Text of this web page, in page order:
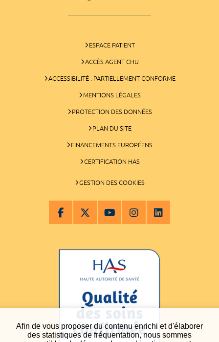
Afin de vous proposer du contenu enrichi et d'élaborer
des statistiques de fréquentation, nous sommes
ESPACE PATIENT
ACCÈS AGENT CHU
ACCESSIBILITÉ : PARTIELLEMENT CONFORME
MENTIONS LÉGALES
PROTECTION DES DONNÉES
PLAN DU SITE
FINANCEMENTS EUROPÉENS
CERTIFICATION HAS
GESTION DES COOKIES